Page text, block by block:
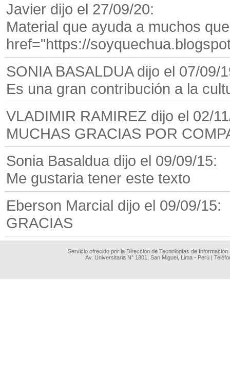
Javier dijo el 27/09/20:
Material que ayuda a muchos
href="https://
SONIA BASALDUA dijo el 07/09/
Es una gran contribución a la
VLADIMIR RAMIREZ dijo el 02/
MUCHAS GRACIAS POR
Sonia Basaldua dijo el 09/09/15:
Me gustaria tener este texto
Eberson Marcial dijo el 09/09/15:
GRACIAS
Servicio ofrecido por la Dirección de Tecnologías de
Av. Universitaria N° 1801, San Miguel, Lima - Perú |